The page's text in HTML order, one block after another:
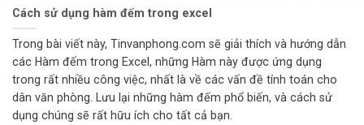
Cách sử dụng hàm đếm trong excel
Trong bài viết này, Tinvanphong.com sẽ giải thích và hướng dẫn
các Hàm đếm trong Excel, những Hàm này được ứng dụng
trong rất nhiều công việc, nhất là về các vấn đề tính toán cho
dân văn phòng. Lưu lại những hàm đếm phổ biến, và cách sử
dụng chúng sẽ rất hữu ích cho tất cả bạn.